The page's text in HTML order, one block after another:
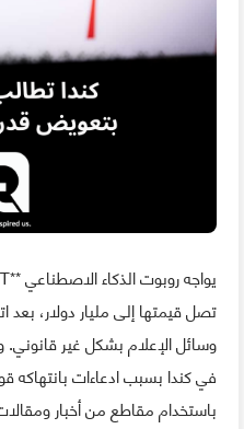
تصل قيمتها إلى مليار دولار،
وسائل الإعلام بشكل غير
في كندا بسبب ادعاءات بانتهاكه
باستخدام مقاطع من أخبار